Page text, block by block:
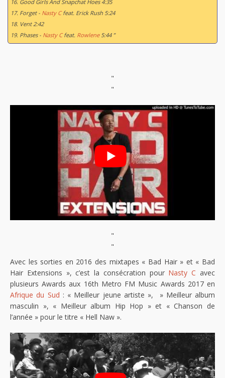
16. Good Girls And Snapchat Hoes 4:35
17. Forget - Nasty Cfeat. Erick Rush 5:24
18. Vent 2:42
19. Phases - Nasty Cfeat. Rowlene5:44 ”
"
"
"
"
Avec les sorties en 2016 des mixtapes « Bad Hair » et « Bad
Hair Extensions », c’est la consécration pour Nasty C avec
plusieurs Awards aux 16th Metro FM Music Awards 2017 en
Afrique du Sud : « Meilleur jeune artiste », » Meilleur album
masculin », « Meilleur album Hip Hop » et « Chanson de
l’année » pour le titre « Hell Naw ».